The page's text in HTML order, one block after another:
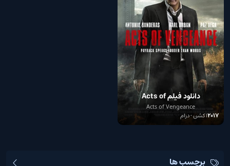
دانلود فیلم Acts of
Vengeance 2017
Acts of Vengeance
2017اکشن • درام
برچسب ها